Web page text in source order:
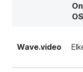
OS
Wave.video